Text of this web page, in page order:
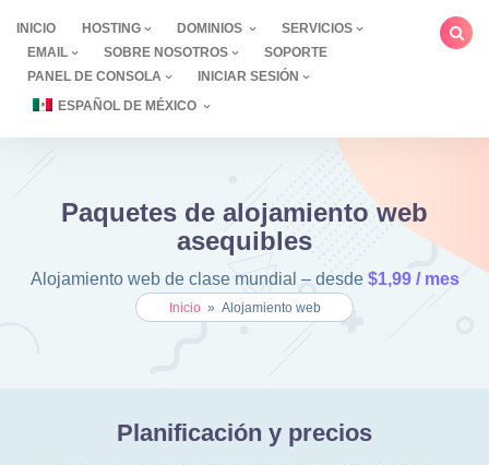
contenido
INICIO HOSTING DOMINIOS
SERVICIOS
EMAIL
SOBRE NOSOTROS
SOPORTE
PANEL DE CONSOLA
INICIAR SESIÓN
ESPAÑOL DE MÉXICO
Paquetes de alojamiento web
asequibles
Alojamiento web de clase mundial – desde $1,99 / mes
Inicio» Alojamiento web
Planificación y precios